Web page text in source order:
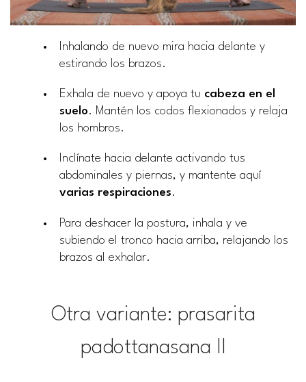
Inhalando de nuevo mira hacia delante y
estirando los brazos.
Exhala de nuevo y apoya tu cabeza en el
suelo. Mantén los codos flexionados y relaja
los hombros.
Inclínate hacia delante activando tus
abdominales y piernas, y mantente aquí
varias respiraciones.
Para deshacer la postura, inhala y ve
subiendo el tronco hacia arriba, relajando los
brazos al exhalar.
Otra variante: prasarita
padottanasana II